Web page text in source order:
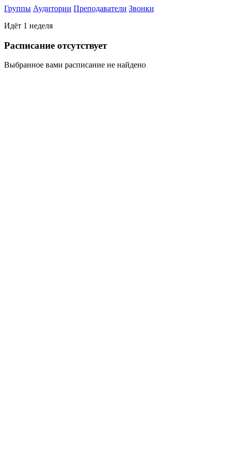
Группы Аудитории Преподаватели Звонки
Идёт 1 неделя
Раcписание отсутствует
Выбранное вами расписание не найдено